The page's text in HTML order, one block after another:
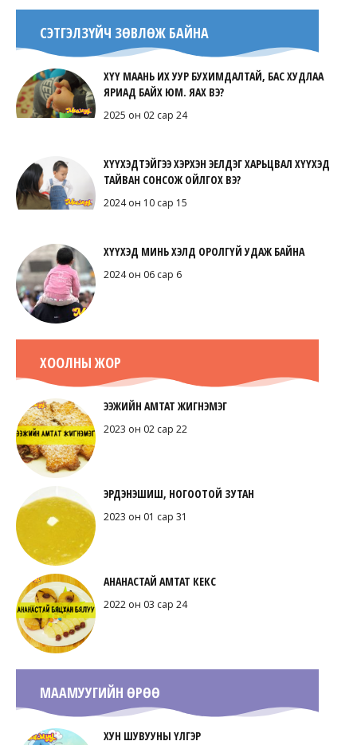
СЭТГЭЛЗҮЙЧ ЗӨВЛӨЖ БАЙНА
ХҮҮ МААНЬ ИХ УУР БУХИМДАЛТАЙ, БАС ХУДЛАА
ЯРИАД БАЙХ ЮМ. ЯАХ ВЭ?
2025 он 02 сар 24
ХҮҮХЭДТЭЙГЭЭ ХЭРХЭН ЭЕЛДЭГ ХАРЬЦВАЛ ХҮҮХЭД
ТАЙВАН СОНСОЖ ОЙЛГОХ ВЭ?
2024 он 10 сар 15
ХҮҮХЭД МИНЬ ХЭЛД ОРОЛГҮЙ УДАЖ БАЙНА
2024 он 06 сар 6
ХООЛНЫ ЖОР
ЭЭЖИЙН АМТАТ ЖИГНЭМЭГ
2023 он 02 сар 22
ЭРДЭНЭШИШ, НОГООТОЙ ЗУТАН
2023 он 01 сар 31
АНАНАСТАЙ АМТАТ КЕКС
2022 он 03 сар 24
МААМУУГИЙН ӨРӨӨ
ХУН ШУВУУНЫ ҮЛГЭР